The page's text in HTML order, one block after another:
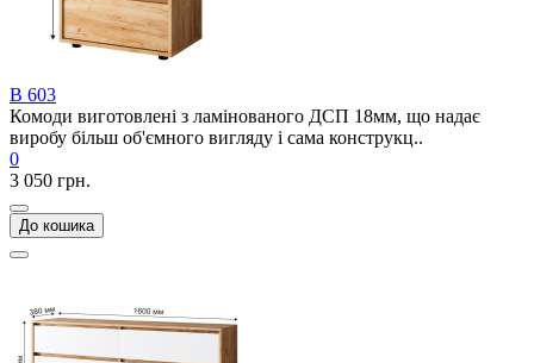
В 603
Комоди виготовлені з ламінованого ДСП 18мм, що надає
виробу більш об'ємного вигляду і сама конструкц..
0
3 050 грн.
До кошика